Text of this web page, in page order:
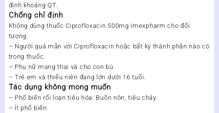
định khoảng QT.
Chống chỉ định
Không dùng thuốc Ciprofloxacin 500mg Imexpharm cho đối
tượng:
– Người quá mẫn với Ciprofloxacin hoặc bất kỳ thành phần nào có
trong thuốc.
– Phụ nữ mang thai và cho con bú.
– Trẻ em và thiếu niên đang lớn dưới 16 tuổi.
Tác dụng không mong muốn
– Phổ biến rối loạn tiêu hóa: Buồn nôn, tiêu chảy.
– Ít phổ biến: